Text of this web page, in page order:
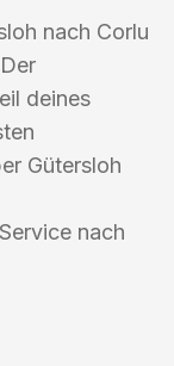
nach Corlu
deines
Gütersloh
nach